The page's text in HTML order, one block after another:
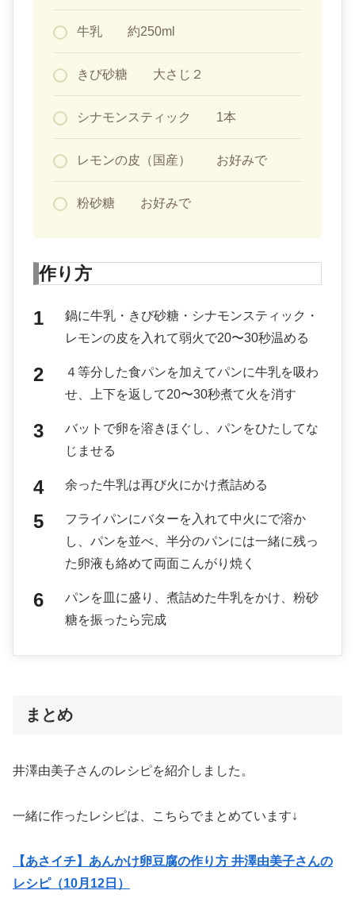
牛乳 約250ml
きび砂糖 大さじ２
シナモンスティック 1本
レモンの皮（国産） お好みで
粉砂糖 お好みで
作り方
鍋に牛乳・きび砂糖・シナモンスティック・
レモンの皮を入れて弱火で20〜30秒温める
４等分した食パンを加えてパンに牛乳を吸わ
せ、上下を返して20〜30秒煮て火を消す
バットで卵を溶きほぐし、パンをひたしてな
じませる
余った牛乳は再び火にかけ煮詰める
フライパンにバターを入れて中火にで溶か
し、パンを並べ、半分のパンには一緒に残っ
た卵液も絡めて両面こんがり焼く
パンを皿に盛り、煮詰めた牛乳をかけ、粉砂
糖を振ったら完成
まとめ
井澤由美子さんのレシピを紹介しました。
一緒に作ったレシピは、こちらでまとめています↓
【あさイチ】あんかけ卵豆腐の作り方 井澤由美子さんの
レシピ（10月12日）